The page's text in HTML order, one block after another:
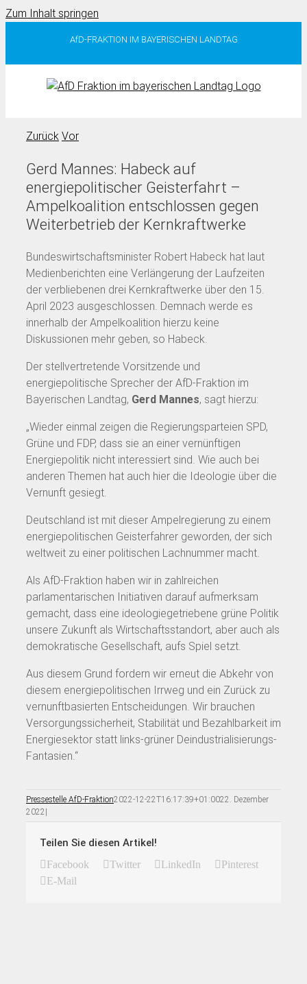
Zum Inhalt springen
AfD-FRAKTION IM BAYERISCHEN LANDTAG
Zurück Vor
Gerd Mannes: Habeck auf
energiepolitischer Geisterfahrt –
Ampelkoalition entschlossen gegen
Weiterbetrieb der Kernkraftwerke
Bundeswirtschaftsminister Robert Habeck hat laut
Medienberichten eine Verlängerung der Laufzeiten
der verbliebenen drei Kernkraftwerke über den 15.
April 2023 ausgeschlossen. Demnach werde es
innerhalb der Ampelkoalition hierzu keine
Diskussionen mehr geben, so Habeck.
Der stellvertretende Vorsitzende und
energiepolitische Sprecher der AfD-Fraktion im
Bayerischen Landtag, Gerd Mannes, sagt hierzu:
„Wieder einmal zeigen die Regierungsparteien SPD,
Grüne und FDP, dass sie an einer vernünftigen
Energiepolitik nicht interessiert sind. Wie auch bei
anderen Themen hat auch hier die Ideologie über die
Vernunft gesiegt.
Deutschland ist mit dieser Ampelregierung zu einem
energiepolitischen Geisterfahrer geworden, der sich
weltweit zu einer politischen Lachnummer macht.
Als AfD-Fraktion haben wir in zahlreichen
parlamentarischen Initiativen darauf aufmerksam
gemacht, dass eine ideologiegetriebene grüne Politik
unsere Zukunft als Wirtschaftsstandort, aber auch als
demokratische Gesellschaft, aufs Spiel setzt.
Aus diesem Grund fordern wir erneut die Abkehr von
diesem energiepolitischen Irrweg und ein Zurück zu
vernunftbasierten Entscheidungen. Wir brauchen
Versorgungssicherheit, Stabilität und Bezahlbarkeit im
Energiesektor statt links-grüner Deindustrialisierungs-
Fantasien.“
Pressestelle AfD-Fraktion2022-12-22T16:17:39+01:0022. Dezember
2022 |
Teilen Sie diesen Artikel!
Facebook Twitter LinkedIn
Pinterest
E-Mail